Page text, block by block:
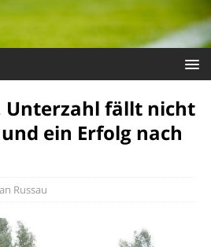
fällt nicht
ein Erfolg nach
Russau